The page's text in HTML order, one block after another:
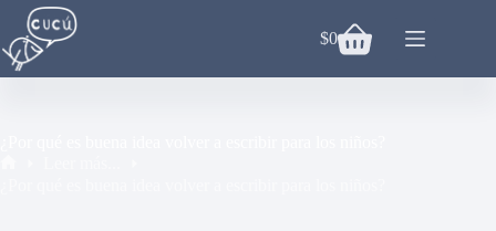
Saltar
contenido
Carro
$0